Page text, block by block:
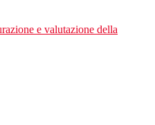
e valutazione della